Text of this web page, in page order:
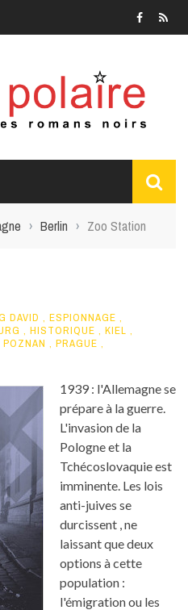
› Berlin › Zoo Station
DAVID , ESPIONNAGE ,
, HISTORIQUE , KIEL ,
POZNAN , PRAGUE ,
1939 : l'Allemagne se
prépare à la guerre.
L'invasion de la
Pologne et la
Tchécoslovaquie est
imminente. Les lois
anti-juives se
durcissent , ne
laissant que deux
options à cette
population :
l'émigration ou les